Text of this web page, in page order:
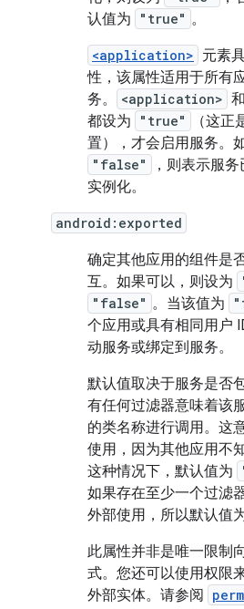
认值为
"true" 。
<application> 元素
性，该属性适用于所有
务。
<application> 和
都设为
"true"
（这
置），才会启用服务。
"false"
，则表示服
实例化。
android:exported
确定其他应用的组件是
互。如果可以，则设为
"false" 。当该值为
个应用或具有相同用户
动服务或绑定到服务。
默认值取决于服务是否
有任何过滤器意味着该
的类名称进行调用。这
使用，因为其他应用不
这种情况下，默认值为
如果存在至少一个过滤
外部使用，所以默认值
此属性并非是唯一限制
式。您还可以使用权限
外部实体。请参阅